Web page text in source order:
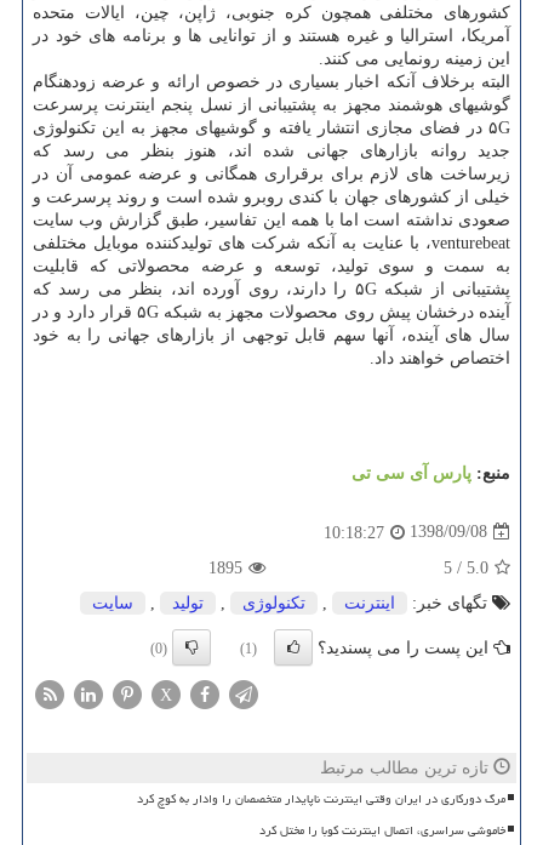
كشورهای مختلفی همچون كره جنوبی، ژاپن، چین، ایالات متحده
آمریكا، استرالیا و غیره هستند و از توانایی ها و برنامه های خود در
این زمینه رونمایی می كنند.
البته برخلاف آنكه اخبار بسیاری در خصوص ارائه و عرضه زودهنگام
گوشیهای هوشمند مجهز به پشتیبانی از نسل پنجم اینترنت پرسرعت
۵G در فضای مجازی انتشار یافته و گوشیهای مجهز به این تكنولوژی
جدید روانه بازارهای جهانی شده اند، هنوز بنظر می رسد كه
زیرساخت های لازم برای برقراری همگانی و عرضه عمومی آن در
خیلی از كشورهای جهان با كندی روبرو شده است و روند پرسرعت و
صعودی نداشته است اما با همه این تفاسیر، طبق گزارش وب سایت
venturebeat، با عنایت به آنكه شركت های تولیدكننده موبایل مختلفی
به سمت و سوی تولید، توسعه و عرضه محصولاتی كه قابلیت
پشتیبانی از شبكه ۵G را دارند، روی آورده اند، بنظر می رسد كه
آینده درخشان پیش روی محصولات مجهز به شبكه ۵G قرار دارد و در
سال های آینده، آنها سهم قابل توجهی از بازارهای جهانی را به خود
اختصاص خواهند داد.
منبع: پارس آی سی تی
1398/09/08
10:18:27
5.0
/
5
1895
تگهای خبر:
اینترنت , تكنولوژی , تولید , سایت
این پست را می پسندید؟ (1)
(0)
X
تازه ترین مطالب مرتبط
مرگ دورکاری در ایران وقتی اینترنت ناپایدار متخصصان را وادار به کوچ کرد
خاموشی سراسری، اتصال اینترنت کوبا را مختل کرد